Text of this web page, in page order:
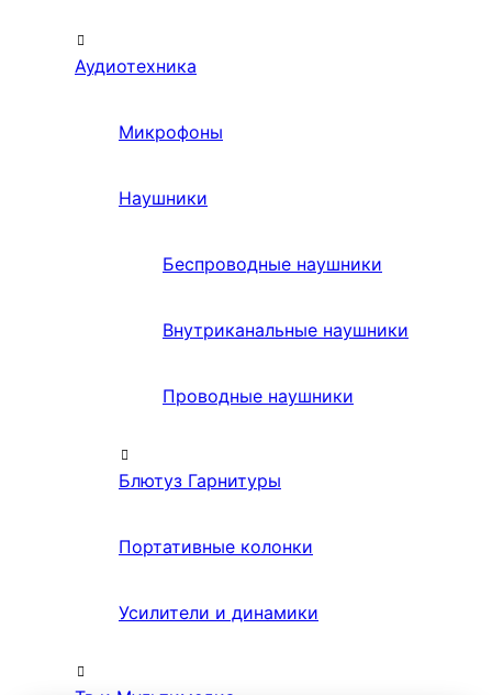
Аудиотехника
Микрофоны
Наушники
Беспроводные наушники
Внутриканальные наушники
Проводные наушники
Блютуз Гарнитуры
Портативные колонки
Усилители и динамики